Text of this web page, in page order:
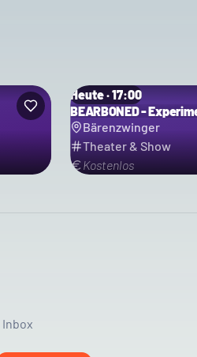
Heute · 17:00
BEARBONED -
Bärenzwinger
Theater & Show
Kostenlos